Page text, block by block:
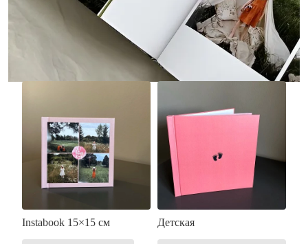
• Загрузка фото и текста
• Выбор цвета фона
• Загрузка фото и текста
Instabook 15×15 см Детская